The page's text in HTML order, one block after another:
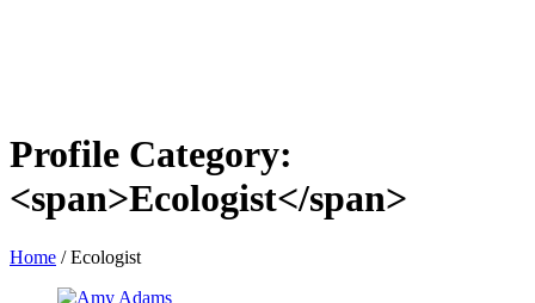
Profile Category:
<span>Ecologist</span>
Home /Ecologist